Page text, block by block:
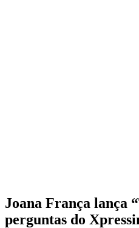
Joana França lança
perguntas do